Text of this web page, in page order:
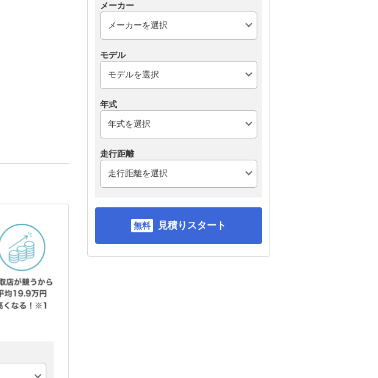
メーカー
モデル
年式
走行距離
見積りスタート